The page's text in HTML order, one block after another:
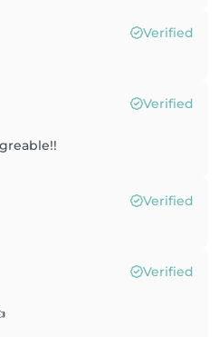
Verified
Verified
Verified
Verified